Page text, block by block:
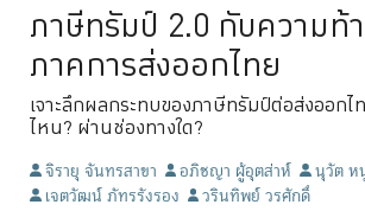
ภาษีทรัมป์ 2.0 กับความท้
ภาคการส่งออกไทย
เจาะลึกผลกระทบของภาษีทรัมป์ต่อส่งออกไ
ไหน? ผ่านช่องทางใด?
จิรายุ จันทรสาขา อภิชญา ผู้อุตส่าห์
นุวัต
เจตวัฒน์ ภัทรรังรอง
วรินทิพย์ วรศักดิ์